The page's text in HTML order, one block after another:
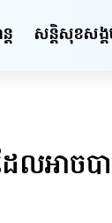
ត សន្តិសុខ​សង្
លអាច